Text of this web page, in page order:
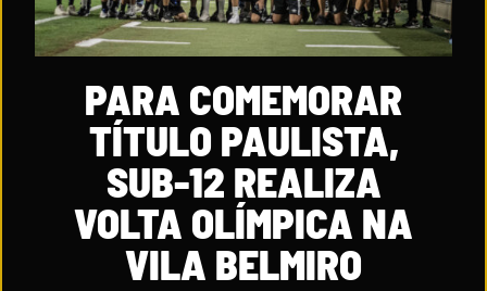
PARA COMEMORAR
TÍTULO PAULISTA,
SUB-12 REALIZA
VOLTA OLÍMPICA NA
VILA BELMIRO